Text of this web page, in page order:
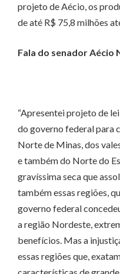
projeto de Aécio, os
de até R$ 75,8 milhões
Fala do senador Aécio
“Apresentei projeto de
do governo federal para
Norte de Minas, dos
e também do Norte do
gravíssima seca que
também essas regiões,
governo federal
a região Nordeste,
benefícios. Mas a
essas regiões que,